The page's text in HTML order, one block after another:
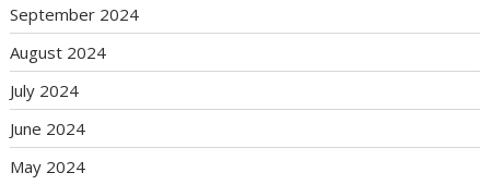
September 2024
August 2024
July 2024
June 2024
May 2024